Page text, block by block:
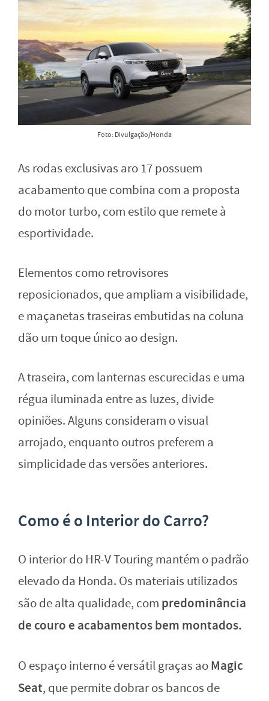
Foto: Divulgação/Honda
As rodas exclusivas aro 17 possuem
acabamento que combina com a proposta
do motor turbo, com estilo que remete à
esportividade.
Elementos como retrovisores
reposicionados, que ampliam a visibilidade,
e maçanetas traseiras embutidas na coluna
dão um toque único ao design.
A traseira, com lanternas escurecidas e uma
régua iluminada entre as luzes, divide
opiniões. Alguns consideram o visual
arrojado, enquanto outros preferem a
simplicidade das versões anteriores.
Como é o Interior do Carro?
O interior do HR-V Touring mantém o padrão
elevado da Honda. Os materiais utilizados
são de alta qualidade, com predominância
de couro e acabamentos bem montados.
O espaço interno é versátil graças aoMagic
Seat, que permite dobrar os bancos de